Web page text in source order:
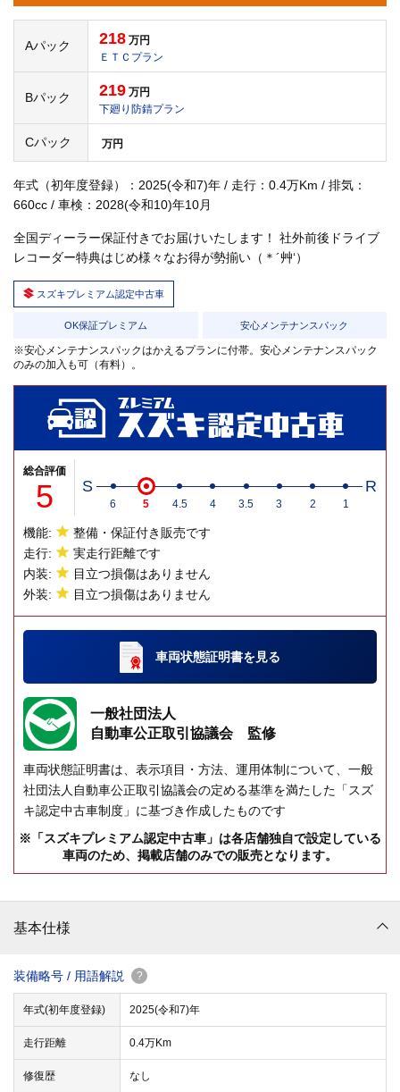
Aパック 218 万円
ＥＴＣプラン
Bパック 219 万円
下廻り防錆プラン
Cパック 万円
年式（初年度登録）：2025(令和7)年 / 走行：0.4万Km / 排気：
660cc / 車検：2028(令和10)年10月
全国ディーラー保証付きでお届けいたします！ 社外前後ドライブ
レコーダー特典はじめ様々なお得が勢揃い（＊´艸‘）
スズキプレミアム認定中古車
OK保証プレミアム 安心メンテナンスパック
※安心メンテナンスパックはかえるプランに付帯。安心メンテナンスパック
のみの加入も可（有料）。
総合評価
5 S R
6 5 4.5 4 3.5 3 2 1
機能:
整備・保証付き販売です
走行:
実走行距離です
内装:
目立つ損傷はありません
外装:
目立つ損傷はありません
車両状態証明書を見る
一般社団法人
自動車公正取引協議会 監修
車両状態証明書は、表示項目・方法、運用体制について、一般
社団法人自動車公正取引協議会の定める基準を満たした「スズ
キ認定中古車制度」に基づき作成したものです
※「スズキプレミアム認定中古車」は各店舗独自で設定している
車両のため、掲載店舗のみでの販売となります。
基本仕様
装備略号 / 用語解説 ?
年式(初年度登録) 2025(令和7)年
走行距離 0.4万Km
修復歴 なし